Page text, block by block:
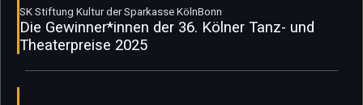
SK Stiftung Kultur der Sparkasse KölnBonn
Die Gewinner*innen der 36. Kölner Tanz- und
Theaterpreise 2025